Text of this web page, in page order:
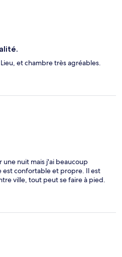
et chambre très agréables.
une nuit mais j'ai beaucoup
est confortable et propre. Il est
ville, tout peut se faire à pied.